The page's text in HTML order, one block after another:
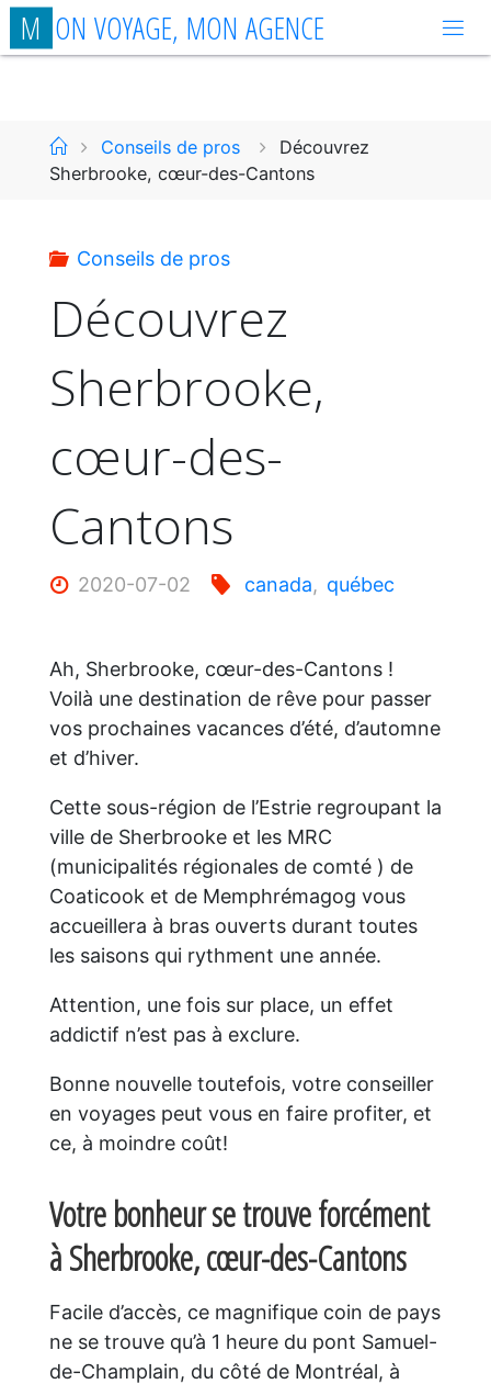
Aller
auM ON VOYAGE, MON AGENCE
AccueilConseils de pros
Découvrez
Sherbrooke, cœur-des-Cantons
Conseils de pros
Découvrez
Sherbrooke,
cœur-des-
Cantons
2020-07-02 canada, québec
Ah, Sherbrooke, cœur-des-Cantons !
Voilà une destination de rêve pour passer
vos prochaines vacances d’été, d’automne
et d’hiver.
Cette sous-région de l’Estrie regroupant la
ville de Sherbrooke et les MRC
(municipalités régionales de comté ) de
Coaticook et de Memphrémagog vous
accueillera à bras ouverts durant toutes
les saisons qui rythment une année.
Attention, une fois sur place, un effet
addictif n’est pas à exclure.
Bonne nouvelle toutefois, votre conseiller
en voyages peut vous en faire profiter, et
ce, à moindre coût!
Votre bonheur se trouve forcément
à Sherbrooke, cœur-des-Cantons
Facile d’accès, ce magnifique coin de pays
ne se trouve qu’à 1 heure du pont Samuel-
de-Champlain, du côté de Montréal, à